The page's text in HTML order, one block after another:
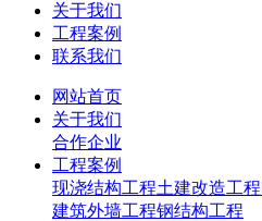
关于我们
工程案例
联系我们
网站首页
关于我们
合作企业
工程案例
现浇结构工程土建改造工程
建筑外墙工程钢结构工程